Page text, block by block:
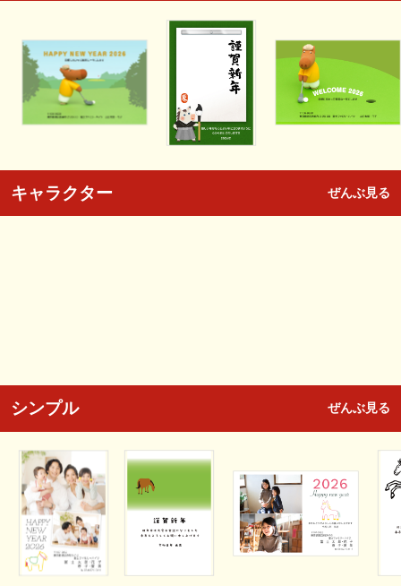
キャラクター ぜんぶ見る
シンプル ぜんぶ見る